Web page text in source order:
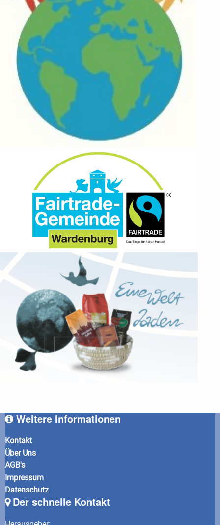
Weitere Informationen
Kontakt
Über Uns
AGB's
Impressum
Datenschutz
Der schnelle Kontakt